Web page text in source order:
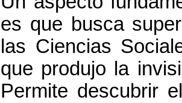
es que busca
las Ciencias
que produjo la
Permite descubrir